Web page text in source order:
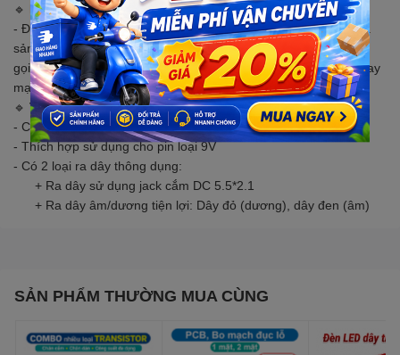
🔹 MÔ TẢ SẢN PHẨM
- Đế pin 9V (dây gắn pin 9V, jack gắn 9V, dây gắn pin vuông) là
sản phẩm được dùng để kết nối vào 2 cực của pin 9V (hay còn
gọi là pin vuông) nhằm cấp nguồn 9V cho các thiết bị điện tử hay
mạch điện tử dùng nguồn 9V.
🔹 THÔNG SỐ KỸ THUẬT
- Chất liệu vỏ: Nhựa
- Thích hợp sử dụng cho pin loại 9V
- Có 2 loại ra dây thông dụng:
+ Ra dây sử dụng jack cắm DC 5.5*2.1
+ Ra dây âm/dương tiện lợi: Dây đỏ (dương), dây đen (âm)
SẢN PHẨM THƯỜNG MUA CÙNG